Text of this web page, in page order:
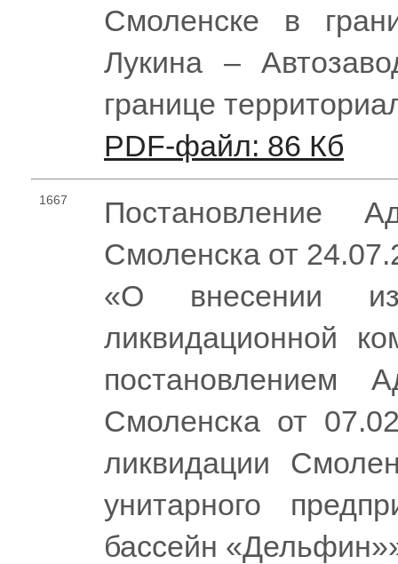
Смоленске в
Лукина –
границе
PDF-файл: 86 Кб
1667
Постановление
Смоленска от
«О внесении
ликвидационной
постановлением
Смоленска от
ликвидации
унитарного
бассейн